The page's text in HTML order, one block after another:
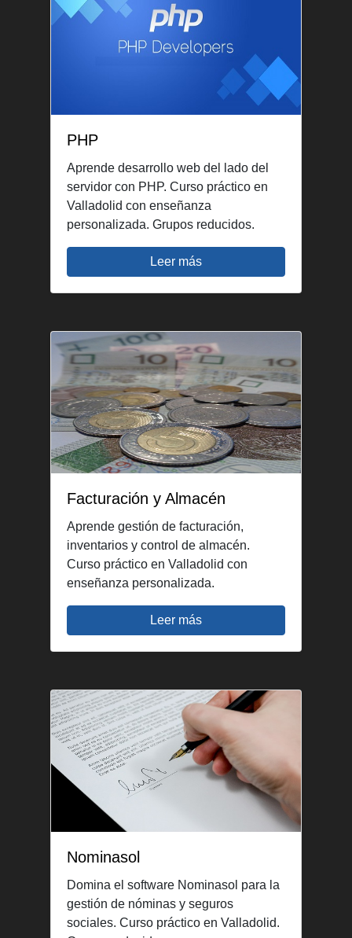
PHP
Aprende desarrollo web del lado del
servidor con PHP. Curso práctico en
Valladolid con enseñanza
personalizada. Grupos reducidos.
Leer más
Facturación y Almacén
Aprende gestión de facturación,
inventarios y control de almacén.
Curso práctico en Valladolid con
enseñanza personalizada.
Leer más
Nominasol
Domina el software Nominasol para la
gestión de nóminas y seguros
sociales. Curso práctico en Valladolid.